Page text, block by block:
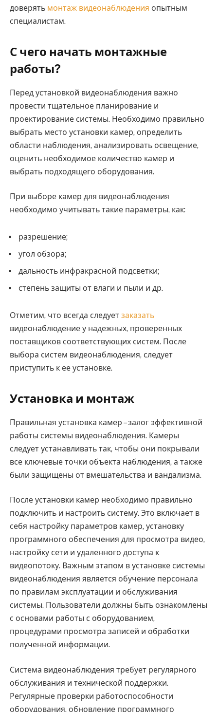
доверять монтаж видеонаблюдения опытным
специалистам.
С чего начать монтажные
работы?
Перед установкой видеонаблюдения важно
провести тщательное планирование и
проектирование системы. Необходимо правильно
выбрать место установки камер, определить
области наблюдения, анализировать освещение,
оценить необходимое количество камер и
выбрать подходящего оборудования.
При выборе камер для видеонаблюдения
необходимо учитывать такие параметры, как:
разрешение;
угол обзора;
дальность инфракрасной подсветки;
степень защиты от влаги и пыли и др.
Отметим, что всегда следует заказать
видеонаблюдение у надежных, проверенных
поставщиков соответствующих систем. После
выбора систем видеонаблюдения, следует
приступить к ее установке.
Установка и монтаж
Правильная установка камер – залог эффективной
работы системы видеонаблюдения. Камеры
следует устанавливать так, чтобы они покрывали
все ключевые точки объекта наблюдения, а также
были защищены от вмешательства и вандализма.
После установки камер необходимо правильно
подключить и настроить систему. Это включает в
себя настройку параметров камер, установку
программного обеспечения для просмотра видео,
настройку сети и удаленного доступа к
видеопотоку. Важным этапом в установке системы
видеонаблюдения является обучение персонала
по правилам эксплуатации и обслуживания
системы. Пользователи должны быть ознакомлены
с основами работы с оборудованием,
процедурами просмотра записей и обработки
полученной информации.
Система видеонаблюдения требует регулярного
обслуживания и технической поддержки.
Регулярные проверки работоспособности
оборудования, обновление программного